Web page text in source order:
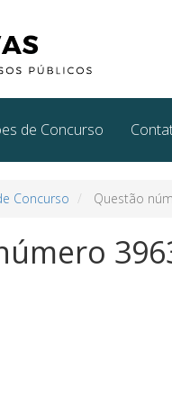
de Concurso
Concurso Questão